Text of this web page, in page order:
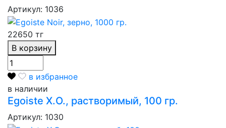
Артикул: 1036
22650 тг
В корзину
в избранное
в наличии
Egoiste X.O., растворимый, 100 гр.
Артикул: 1030